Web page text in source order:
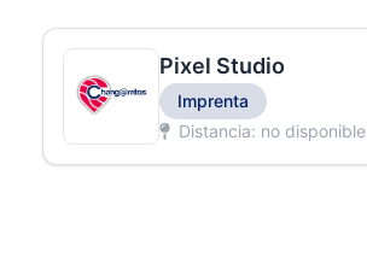
Pixel Studio
Imprenta
Distancia: no disponible